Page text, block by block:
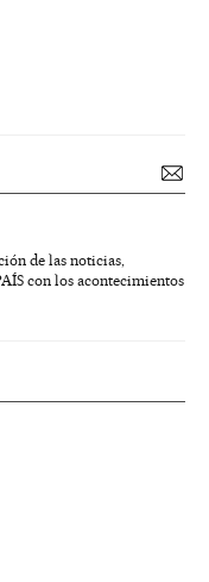
de las noticias,
con los acontecimientos